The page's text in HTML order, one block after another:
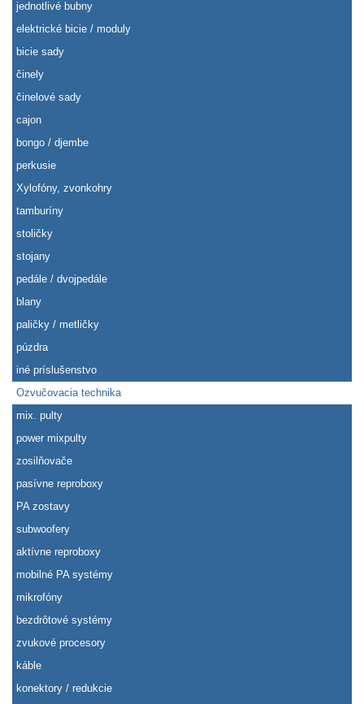
jednotlivé bubny
elektrické bicie / moduly
bicie sady
činely
činelové sady
cajon
bongo / djembe
perkusie
Xylofóny, zvonkohry
tamburíny
stoličky
stojany
pedále / dvojpedále
blany
paličky / metličky
púzdra
iné príslušenstvo
Ozvučovacia technika
mix. pulty
power mixpulty
zosilňovače
pasívne reproboxy
PA zostavy
subwoofery
aktívne reproboxy
mobilné PA systémy
mikrofóny
bezdrôtové systémy
zvukové procesory
káble
konektory / redukcie